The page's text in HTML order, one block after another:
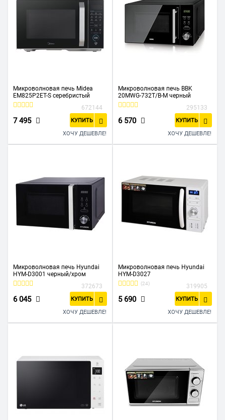
Микроволновая печь Midea
EM825P2ET-S серебристый
672144
7 495 КУПИТЬ
ХОЧУ ДЕШЕВЛЕ!
Микроволновая печь BBK
20MWG-732T/B-M черный
295133
6 570 КУПИТЬ
ХОЧУ ДЕШЕВЛЕ!
Микроволновая печь Hyundai
HYM-D3001 черный/хром
372673
6 045 КУПИТЬ
ХОЧУ ДЕШЕВЛЕ!
Микроволновая печь Hyundai
HYM-D3027
(24) 319905
5 690 КУПИТЬ
ХОЧУ ДЕШЕВЛЕ!